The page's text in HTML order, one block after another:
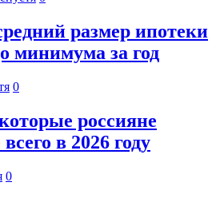
размер ипотеки
минимума за год
0
россияне
в 2026 году
0